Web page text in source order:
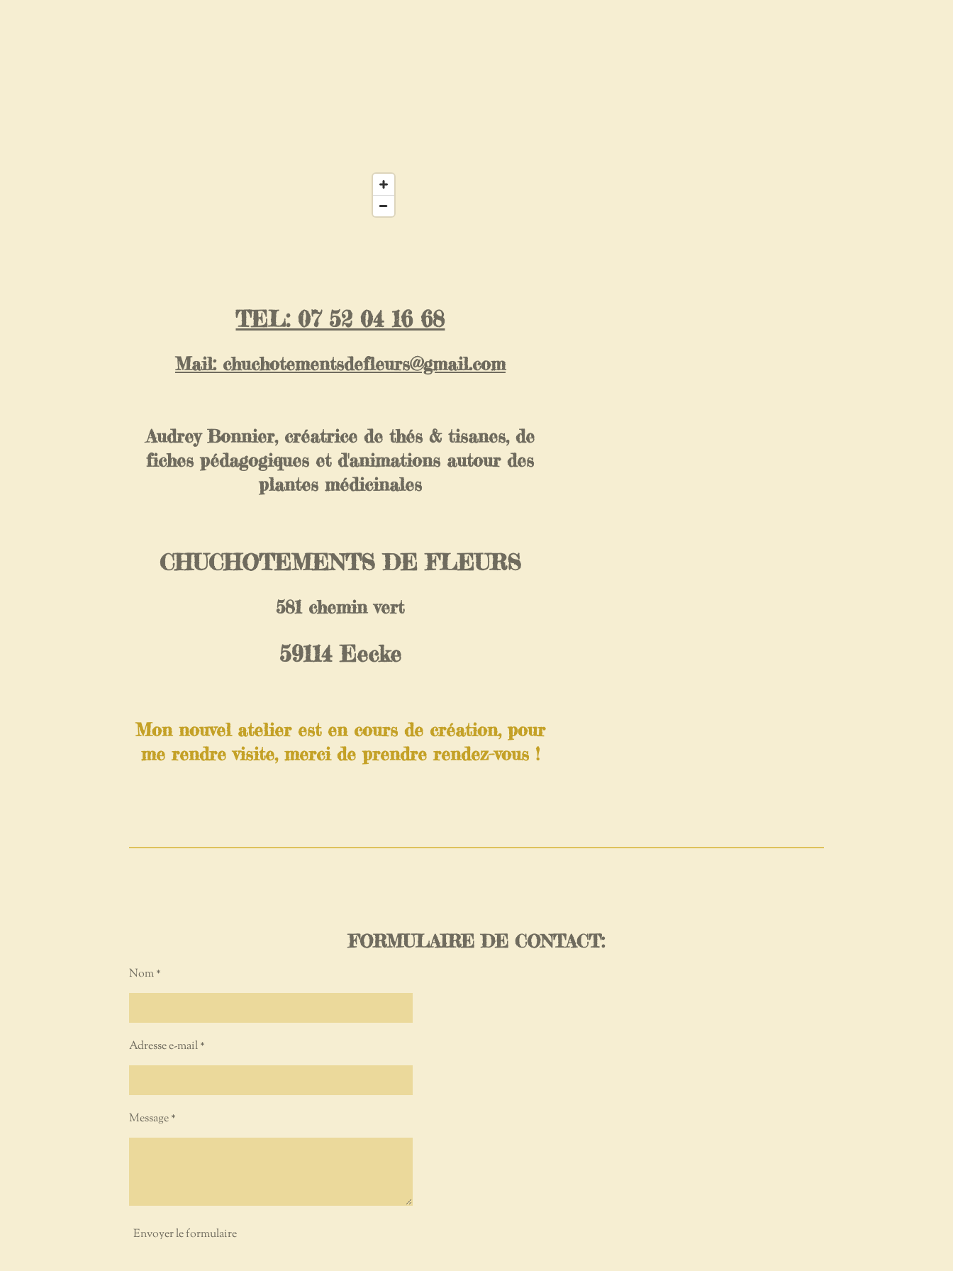
TEL: 07 52 04 16 68
Mail: chuchotementsdefleurs@gmail.com
Audrey Bonnier, créatrice de thés & tisanes, de
fiches pédagogiques et d'animations autour des
plantes médicinales
CHUCHOTEMENTS DE FLEURS
581 chemin vert
59114 Eecke
Mon nouvel atelier est en cours de création, pour
me rendre visite, merci de prendre rendez-vous !
FORMULAIRE DE CONTACT:
Nom *
Adresse e-mail *
Message *
Envoyer le formulaire